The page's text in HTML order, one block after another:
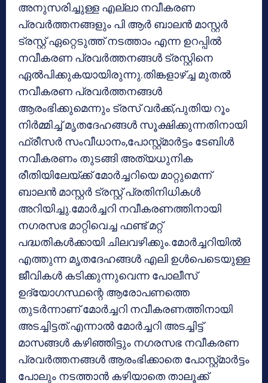
അനുസരിച്ചുള്ള എല്ലാ നവീകരണ
പ്രവര്‍ത്തനങ്ങളും പി ആര്‍ ബാലന്‍ മാസ്റ്റര്‍
ട്രസ്റ്റ് ഏറ്റെടുത്ത് നടത്താം എന്ന ഉറപ്പില്‍
നവീകരണ പ്രവര്‍ത്തനങ്ങള്‍ ട്രസ്റ്റിനെ
ഏല്‍പിക്കുകയായിരുന്നു.തിങ്കളാഴ്ച്ച മുതല്‍
നവീകരണ പ്രവര്‍ത്തനങ്ങള്‍
ആരംഭിക്കുമെന്നും ട്രസ് വര്‍ക്ക്,പുതിയ റൂം
നിര്‍മ്മിച്ച് മൃതദേഹങ്ങള്‍ സൂക്ഷിക്കുന്നതിനായി
ഫ്രീസര്‍ സംവീധാനം,പോസ്റ്റ്മാര്‍ട്ടം ടേബിള്‍
നവീകരണം തുടങ്ങി അത്യധുനിക
രീതിയിലേയ്ക്ക് മോര്‍ച്ചറിയെ മാറ്റുമെന്ന്
ബാലന്‍ മാസ്റ്റര്‍ ട്രസ്റ്റ് പ്രതിനിധികള്‍
അറിയിച്ചു.മോര്‍ച്ചറി നവീകരണത്തിനായി
നഗരസഭ മാറ്റിവെച്ച ഫണ്ട് മറ്റ്
പദ്ധതികള്‍ക്കായി ചിലവഴിക്കും.മോര്‍ച്ചറിയില്‍
എത്തുന്ന മൃതദേഹങ്ങള്‍ എലി ഉള്‍പെടെയുള്ള
ജീവികള്‍ കടിക്കുന്നുവെന്ന പോലീസ്
ഉദ്യോഗസ്ഥന്റെ ആരോപണത്തെ
തുടര്‍ന്നാണ് മോര്‍ച്ചറി നവീകരണത്തിനായി
അടച്ചിട്ടത്.എന്നാല്‍ മോര്‍ച്ചറി അടച്ചിട്ട്
മാസങ്ങള്‍ കഴിഞ്ഞിട്ടും നഗരസഭ നവീകരണ
പ്രവര്‍ത്തനങ്ങള്‍ ആരംഭിക്കാതെ പോസ്റ്റ്മാര്‍ട്ടം
പോലും നടത്താന്‍ കഴിയാതെ താലൂക്ക്